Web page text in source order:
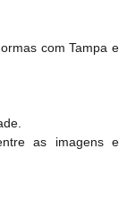
com Tampa e
as imagens e